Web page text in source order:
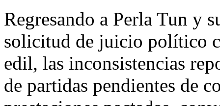
Regresando a Perla Tun
solicitud de juicio político
edil, las inconsistencias
de partidas pendientes de